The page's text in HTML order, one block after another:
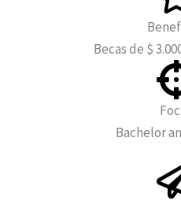
Becas de $
Bachelor